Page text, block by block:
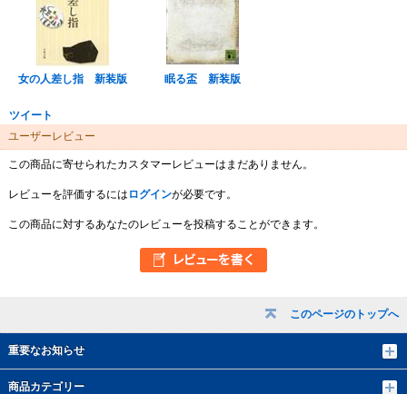
このページのトップへ
重要なお知らせ
商品カテゴリー
女の人差し指 新装版 眠る盃 新装版
ツイート
ユーザーレビュー
この商品に寄せられたカスタマーレビューはまだありません。
レビューを評価するには ログインが必要です。
この商品に対するあなたのレビューを投稿することができます。